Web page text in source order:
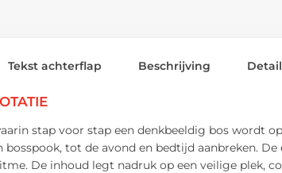
stap voor stap een denkbeeldig bos wordt
bosspook, tot de avond en bedtijd aanbreken.
De inhoud legt nadruk op een veilige plek,
Tekst achterflap Beschrijving